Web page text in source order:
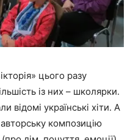
цього разу
із них – школярки.
відомі українські хіти. А
композицію